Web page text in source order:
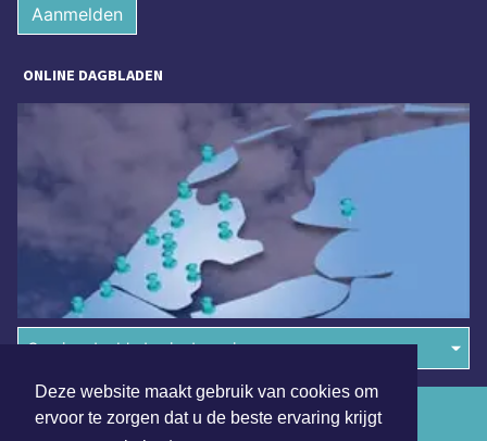
Deze website maakt gebruik van cookies om
ervoor te zorgen dat u de beste ervaring krijgt
Aanmelden
ONLINE DAGBLADEN
Overige dagbladen in de regio
Algemene voorwaarden